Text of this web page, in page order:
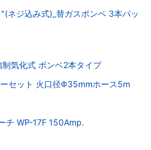
ネジ込み式)_替ガスボンベ 3本パッ
気化式 ボンベ2本タイプ
セット 火口径Φ35mmホース5m
チ WP-17F 150Amp.